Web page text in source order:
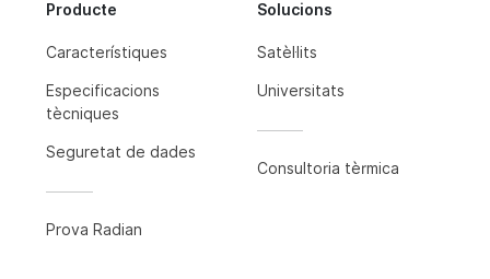
Producte
Característiques
Especificacions
tècniques
Seguretat de dades
Prova Radian
Solucions
Satèl·lits
Universitats
Consultoria tèrmica